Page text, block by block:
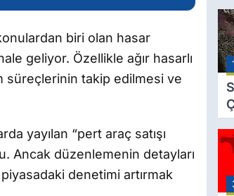
biri olan hasar
geliyor. Özellikle ağır hasarlı
süreçlerinin takip edilmesi ve
yayılan “pert araç satışı
Ancak düzenlemenin detayları
denetimi artırmak